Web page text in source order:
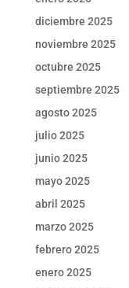
diciembre 2025
noviembre 2025
octubre 2025
septiembre 2025
agosto 2025
julio 2025
junio 2025
mayo 2025
abril 2025
marzo 2025
febrero 2025
enero 2025